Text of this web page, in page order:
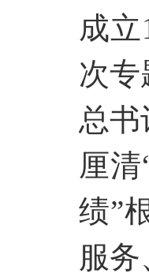
成
次
总书
厘
绩”
服